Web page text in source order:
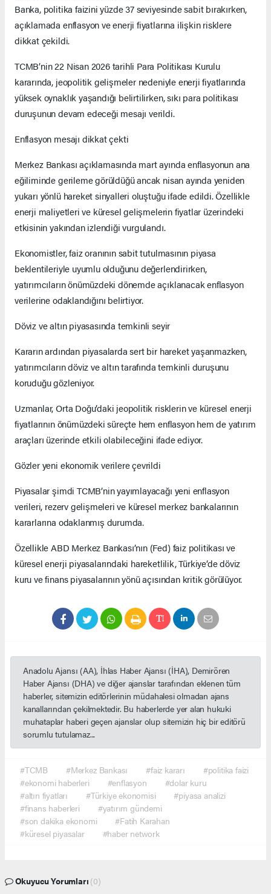
Banka, politika faizini yüzde 37 seviyesinde sabit bırakırken,
açıklamada enflasyon ve enerji fiyatlarına ilişkin risklere
dikkat çekildi.
TCMB’nin 22 Nisan 2026 tarihli Para Politikası Kurulu
kararında, jeopolitik gelişmeler nedeniyle enerji fiyatlarında
yüksek oynaklık yaşandığı belirtilirken, sıkı para politikası
duruşunun devam edeceği mesajı verildi.
Enflasyon mesajı dikkat çekti
Merkez Bankası açıklamasında mart ayında enflasyonun ana
eğiliminde gerileme görüldüğü ancak nisan ayında yeniden
yukarı yönlü hareket sinyalleri oluştuğu ifade edildi. Özellikle
enerji maliyetleri ve küresel gelişmelerin fiyatlar üzerindeki
etkisinin yakından izlendiği vurgulandı.
Ekonomistler, faiz oranının sabit tutulmasının piyasa
beklentileriyle uyumlu olduğunu değerlendirirken,
yatırımcıların önümüzdeki dönemde açıklanacak enflasyon
verilerine odaklandığını belirtiyor.
Döviz ve altın piyasasında temkinli seyir
Kararın ardından piyasalarda sert bir hareket yaşanmazken,
yatırımcıların döviz ve altın tarafında temkinli duruşunu
koruduğu gözleniyor.
Uzmanlar, Orta Doğu’daki jeopolitik risklerin ve küresel enerji
fiyatlarının önümüzdeki süreçte hem enflasyon hem de yatırım
araçları üzerinde etkili olabileceğini ifade ediyor.
Gözler yeni ekonomik verilere çevrildi
Piyasalar şimdi TCMB’nin yayımlayacağı yeni enflasyon
verileri, rezerv gelişmeleri ve küresel merkez bankalarının
kararlarına odaklanmış durumda.
Özellikle ABD Merkez Bankası’nın (Fed) faiz politikası ve
küresel enerji piyasalarındaki hareketlilik, Türkiye’de döviz
kuru ve finans piyasalarının yönü açısından kritik görülüyor.
Anadolu Ajansı (AA), İhlas Haber Ajansı (İHA), Demirören
Haber Ajansı (DHA) ve diğer ajanslar tarafından eklenen tüm
haberler, sitemizin editörlerinin müdahalesi olmadan ajans
kanallarından çekilmektedir. Bu haberlerde yer alan hukuki
muhataplar haberi geçen ajanslar olup sitemizin hiç bir editörü
sorumlu tutulamaz...
#TCMB #Merkez Bankası #faiz kararı
#politika faizi
#ekonomi haberleri
#enflasyon
#dolar kuru
#altın fiyatları
#Türkiye ekonomisi
#piyasa analizi
#finans haberleri
#yatırım gündemi
#son dakika ekonomi
#Fatih Karahan
#küresel piyasalar
#haber network
Okuyucu Yorumları (0)